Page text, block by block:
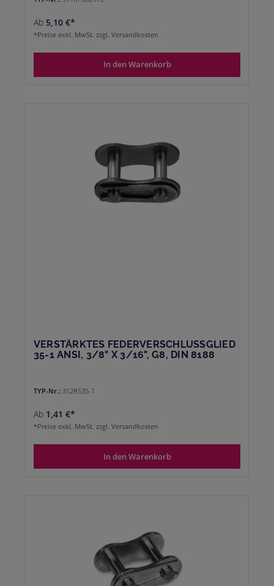
Ab 5,10 €*
*Preise exkl. MwSt. zzgl. Versandkosten
In den Warenkorb
VERSTÄRKTES FEDERVERSCHLUSSGLIED
35-1 ANSI, 3/8" X 3/16", G8, DIN 8188
TYP-Nr.: 312RS35-1
Ab 1,41 €*
*Preise exkl. MwSt. zzgl. Versandkosten
In den Warenkorb